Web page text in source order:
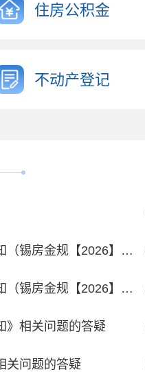
住房公积金
不动产登记
金规【2026】1号）
金规【2026】1号）
》相关问题的答疑
关问题的答疑